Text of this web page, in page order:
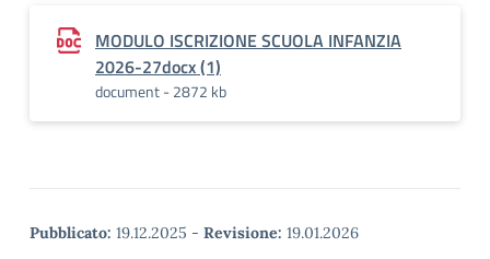
MODULO ISCRIZIONE SCUOLA INFANZIA
2026-27docx (1)
document - 2872 kb
Pubblicato: 19.12.2025 - Revisione: 19.01.2026